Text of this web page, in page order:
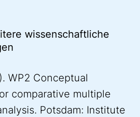
wissenschaftliche
WP2 Conceptual
comparative multiple
Potsdam: Institute